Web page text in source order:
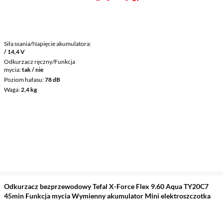
Siła ssania/Napięcie akumulatora
/ 14,4 V
Odkurzacz ręczny/Funkcja
mycia tak / nie
Poziom hałasu 78 dB
Waga 2,4 kg
Odkurzacz bezprzewodowy Tefal X-Force Flex 9.60 Aqua TY20C7
45min Funkcja mycia Wymienny akumulator Mini elektroszczotka